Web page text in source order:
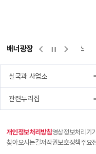
배너광장
량바로처리센터 위택스
실국과 사업소
관련누리집
개인정보처리방침영상정보처리기
찾아오시는길저작권보호정책주요